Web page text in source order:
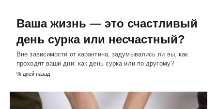
Ваша жизнь — это счастливый
день сурка или несчастный?
Вне зависимости от карантина, задумывались ли вы, как
проходят ваши дни: как день сурка или по-другому?
% дней назад